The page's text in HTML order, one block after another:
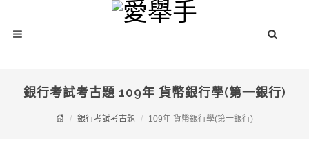
銀行考試考古題 109年 貨幣銀行學(第一銀行)
銀行考試考古題 109年 貨幣銀行學(第一銀行)